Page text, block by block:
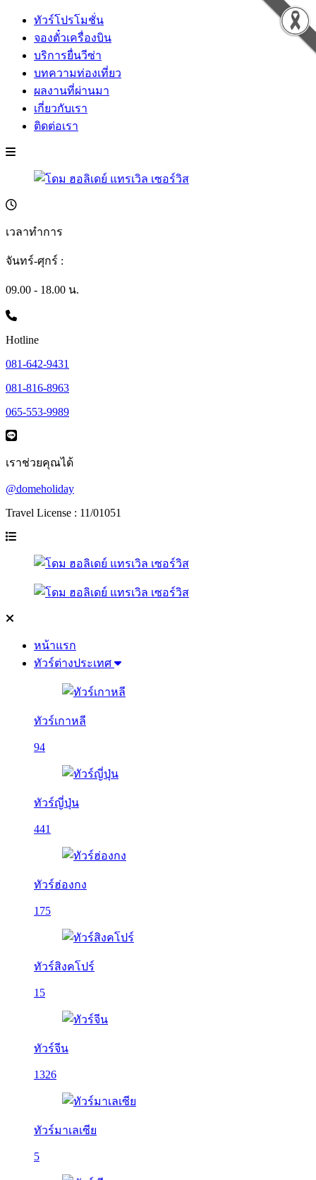
ทัวร์โปรโมชั่น
จองตั๋วเครื่องบิน
บริการยื่นวีซ่า
บทความท่องเที่ยว
ผลงานที่ผ่านมา
เกี่ยวกับเรา
ติดต่อเรา
เวลาทำการ
จันทร์-ศุกร์ :
09.00 - 18.00 น.
Hotline
081-642-9431
081-816-8963
065-553-9989
เราช่วยคุณได้
@domeholiday
Travel License : 11/01051
หน้าแรก
ทัวร์ต่างประเทศ
ทัวร์เกาหลี
94
ทัวร์ญี่ปุ่น
441
ทัวร์ฮ่องกง
175
ทัวร์สิงคโปร์
15
ทัวร์จีน
1326
ทัวร์มาเลเซีย
5